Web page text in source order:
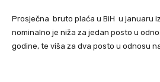
Prosječna bruto plaća u BiH u januaru
nominalno je niža za jedan posto u
godine, te viša za dva posto u odnosu